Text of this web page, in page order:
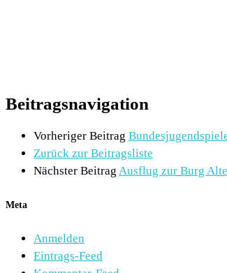
Beitragsnavigation
Vorheriger Beitrag
Zurück zur Beitragsliste
Nächster Beitrag Ausflug zur Burg
Meta
Anmelden
Eintrags-Feed